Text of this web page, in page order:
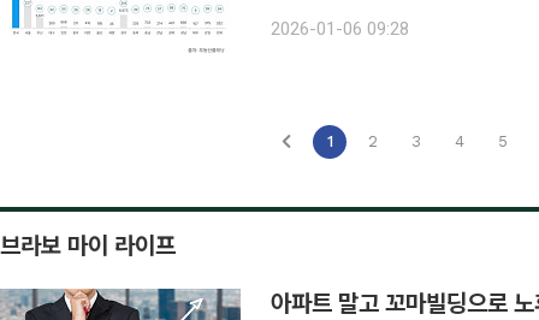
빌딩 거래량은 1124건으로 전월 대
2026-01-06 09:28
1 2 3 4 5
브라보 마이 라이프
아파트 말고 꼬마빌딩으로